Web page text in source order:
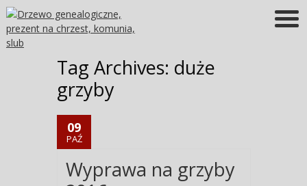
Tag Archives: duże
grzyby
09
PAŹ
Wyprawa na grzyby